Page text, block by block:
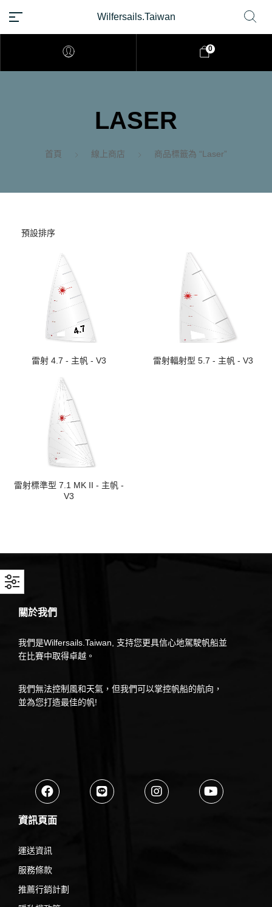
Wilfersails.Taiwan
0
LASER
首頁 線上商店 商品標籤為 “Laser”
雷射 4.7 - 主帆 - V3 雷射輻射型 5.7 - 主帆 - V3
雷射標準型 7.1 MK II - 主帆 -
V3
關於我們
我們是Wilfersails.Taiwan, 支持您更具信心地駕駛帆船並
在比賽中取得卓越。
我們無法控制風和天氣，但我們可以掌控帆船的航向，
並為您打造最佳的帆!
資訊頁面
運送資訊
服務條款
推薦行銷計劃